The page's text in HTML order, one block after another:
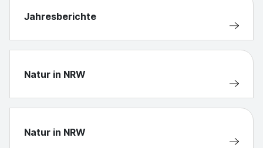
Jahresberichte
Natur in NRW
Natur in NRW